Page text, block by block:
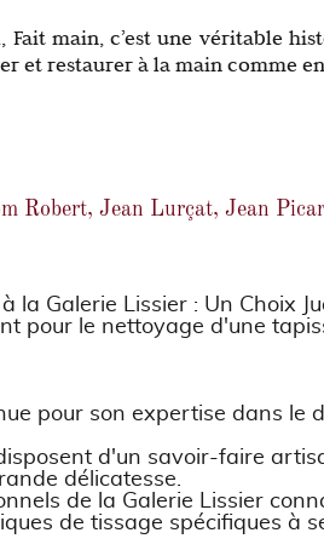
Fait main, c’est une véritable
et restaurer à la main comme
Robert, Jean Lurçat, Jean
la Galerie Lissier : Un Choix
pour le nettoyage d'une
pour son expertise dans le
d'un savoir-faire
délicatesse.
de la Galerie Lissier
de tissage spécifiques à